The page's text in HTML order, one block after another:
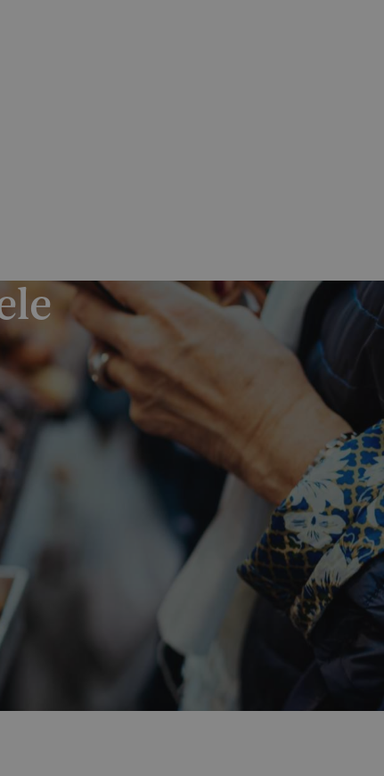
můžete koupit
na tradiční
dovolené v Izraeli?